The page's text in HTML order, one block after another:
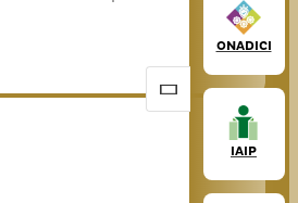
ONADICI
IAIP